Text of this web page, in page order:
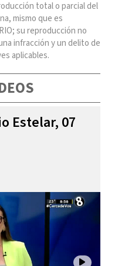
total o parcial del
mismo que es
su reproducción no
infracción y un delito de
aplicables.
Estelar, 07